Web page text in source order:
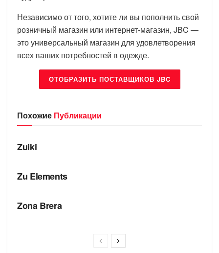
Независимо от того, хотите ли вы пополнить свой
розничный магазин или интернет-магазин, JBC —
это универсальный магазин для удовлетворения
всех ваших потребностей в одежде.
ОТОБРАЗИТЬ ПОСТАВЩИКОВ JBC
Похожие Публикации
БРЕНДЫ
Zuiki
Zu Elements
Zona Brera